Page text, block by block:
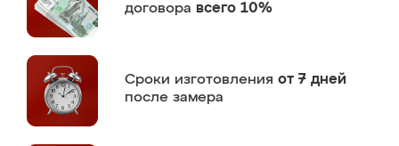
договора всего 10%
Сроки изготовления от 7 дней
после замера